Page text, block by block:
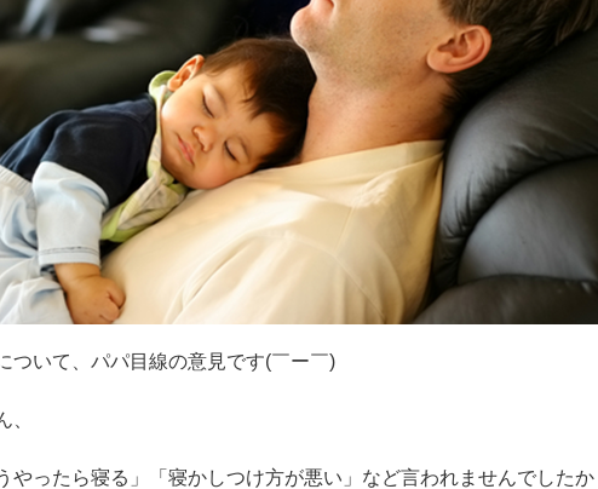
ついて、パパ目線の意見です(￣ー￣)
、
やったら寝る」「寝かしつけ方が悪い」など言われませんでしたか